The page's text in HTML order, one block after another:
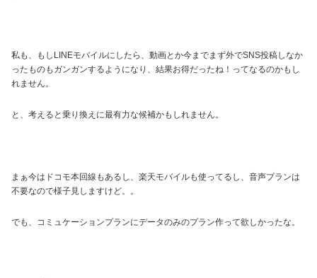
私も、もしLINEモバイルにしたら、動画とか今までまず外でSNS投稿しなか
ったものもガンガンするようになり、結果お得だったね！ってなるのかもし
れません。
と、考えると乗り換えに最有力な候補かもしれません。
まぁ今はドコモ本回線もあるし、楽天モバイルも使ってるし、音声プランは
不要なので様子見しますけど。。
でも、コミュケーションプランにデータのみのプラン作って欲しかったな。